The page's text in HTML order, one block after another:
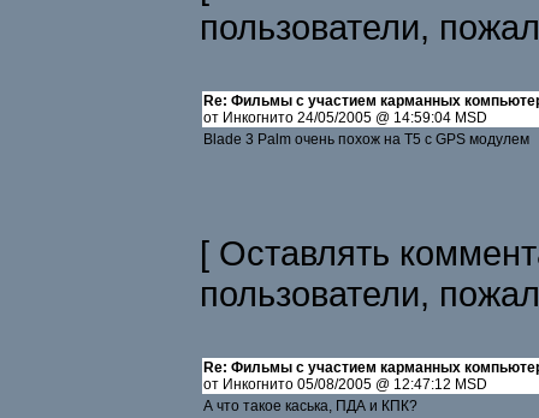
пользователи,
Re: Фильмы с участием карманных
от Инкогнито 24/05/2005 @ 14:59:04 MSD
Blade 3 Palm очень похож на T5 с GPS модулем
[ Оставлять
пользователи,
Re: Фильмы с участием карманных
от Инкогнито 05/08/2005 @ 12:47:12 MSD
А что такое каська, ПДА и КПК?